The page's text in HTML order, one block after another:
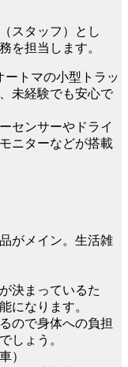
スタッフ）とし
を担当します。
ートマの小型トラッ
未経験でも安心で
センサーやドライ
ニターなどが搭載
がメイン。生活雑
決まっているた
になります。
ので身体への負担
しょう。
）